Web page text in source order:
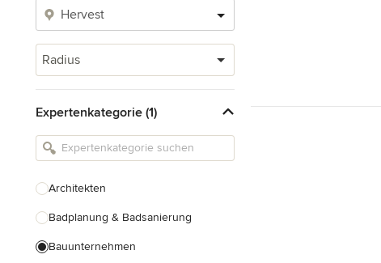
Radius
Expertenkategorie (1)
Architekten
Badplanung & Badsanierung
Bauunternehmen